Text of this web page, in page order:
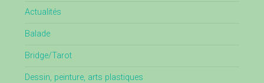
Actualités
Balade
Bridge/Tarot
Dessin, peinture, arts plastiques